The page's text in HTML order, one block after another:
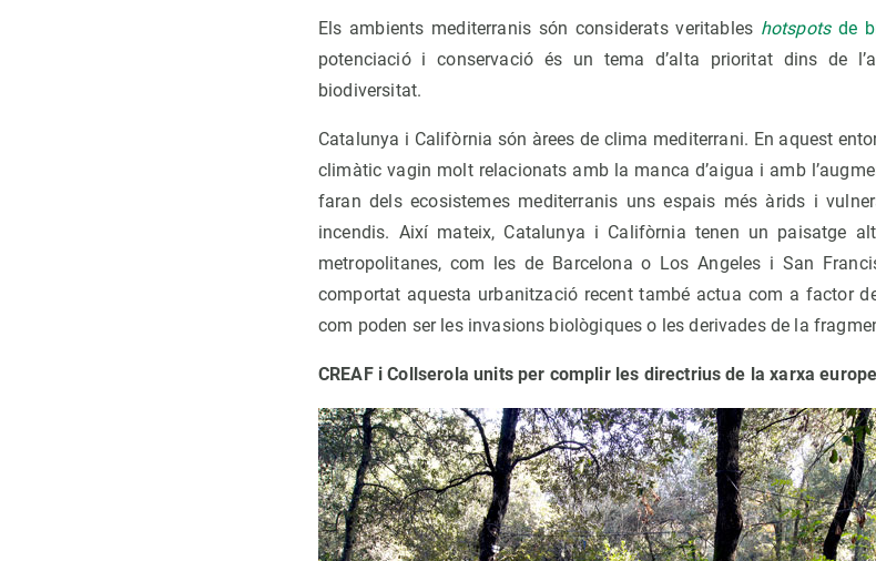
Els ambients mediterranis són considerats veritables hotspots de
potenciació i conservació és un tema d’alta prioritat dins de
biodiversitat.
Catalunya i Califòrnia són àrees de clima mediterrani. En aquest
climàtic vagin molt relacionats amb la manca d’aigua i amb
faran dels ecosistemes mediterranis uns espais més àrids i
incendis. Així mateix, Catalunya i Califòrnia tenen un paisatge
metropolitanes, com les de Barcelona o Los Angeles i San
comportat aquesta urbanització recent també actua com a factor
com poden ser les invasions biològiques o les derivades de la
CREAF i Collserola units per complir les directrius de la xarxa